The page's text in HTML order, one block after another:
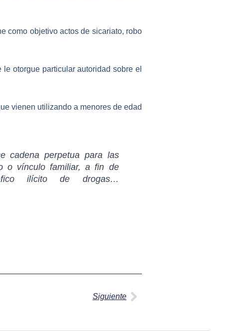
como objetivo actos de sicariato, robo
otorgue particular autoridad sobre el
vienen utilizando a menores de edad
cadena perpetua para las
o vínculo familiar, a fin de
ilícito de drogas…
Siguiente